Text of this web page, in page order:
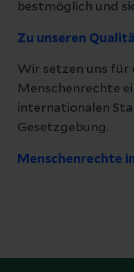
bestmöglich und
Zu unseren
Wir setzen uns für
Menschenrechte
internationalen
Gesetzgebung.
Menschenrechte